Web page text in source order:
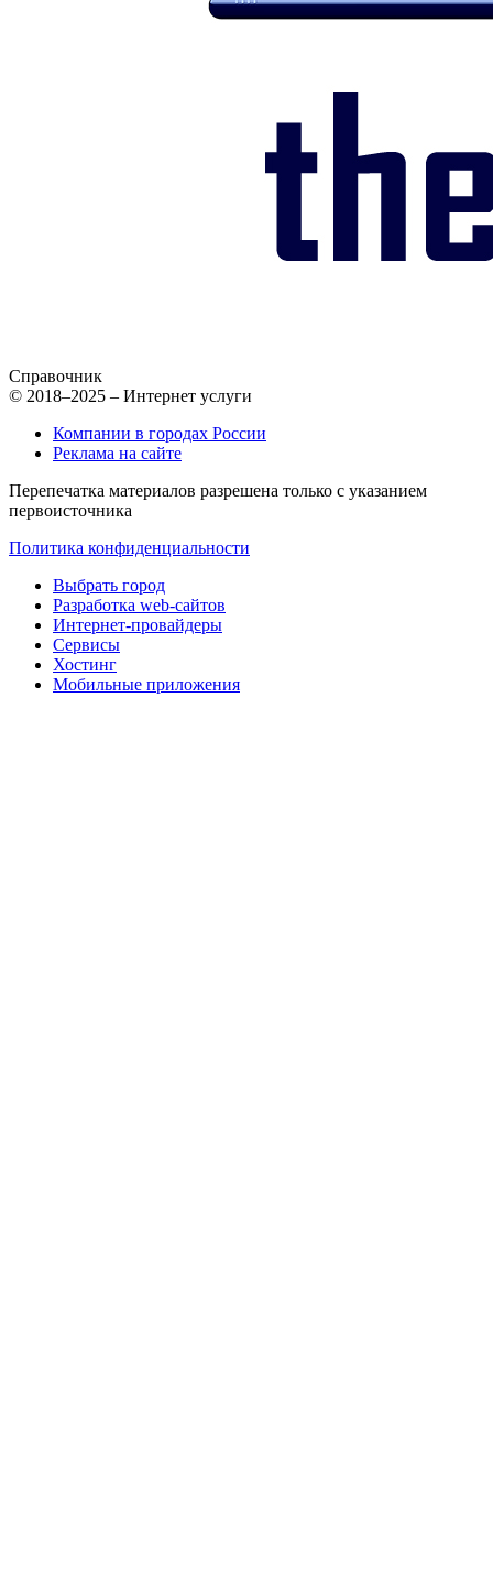
Справочник
© 2018–2025 – Интернет услуги
Компании в городах России
Реклама на сайте
Перепечатка материалов разрешена только с указанием
первоисточника
Политика конфиденциальности
Выбрать город
Разработка web-сайтов
Интернет-провайдеры
Сервисы
Хостинг
Мобильные приложения